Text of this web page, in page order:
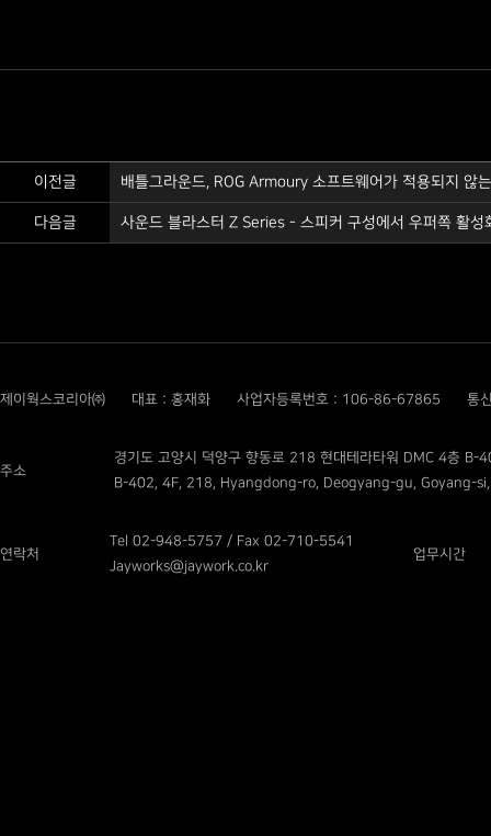
이전글 배틀그라운드, ROG Armoury 소프트웨어가 적용되지 않
다음글 사운드 블라스터 Z Series - 스피커 구성에서 우퍼쪽 활성
제이웍스코리아㈜ 대표 : 홍재화 사업자등록번호 : 106-86-67865 통
주소
경기도 고양시 덕양구 향동로 218 현대테라타워 DMC 4층 B-
B-402, 4F, 218, Hyangdong-ro, Deogyang-gu, Goyang-
연락처
Tel 02-948-5757 / Fax 02-710-5541
Jayworks@jaywork.co.kr
업무시간